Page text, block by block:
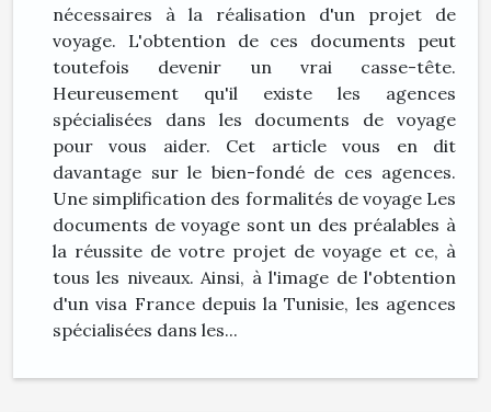
nécessaires à la réalisation d'un projet de
voyage. L'obtention de ces documents peut
toutefois devenir un vrai casse-tête.
Heureusement qu'il existe les agences
spécialisées dans les documents de voyage
pour vous aider. Cet article vous en dit
davantage sur le bien-fondé de ces agences.
Une simplification des formalités de voyage Les
documents de voyage sont un des préalables à
la réussite de votre projet de voyage et ce, à
tous les niveaux. Ainsi, à l'image de l'obtention
d'un visa France depuis la Tunisie, les agences
spécialisées dans les...